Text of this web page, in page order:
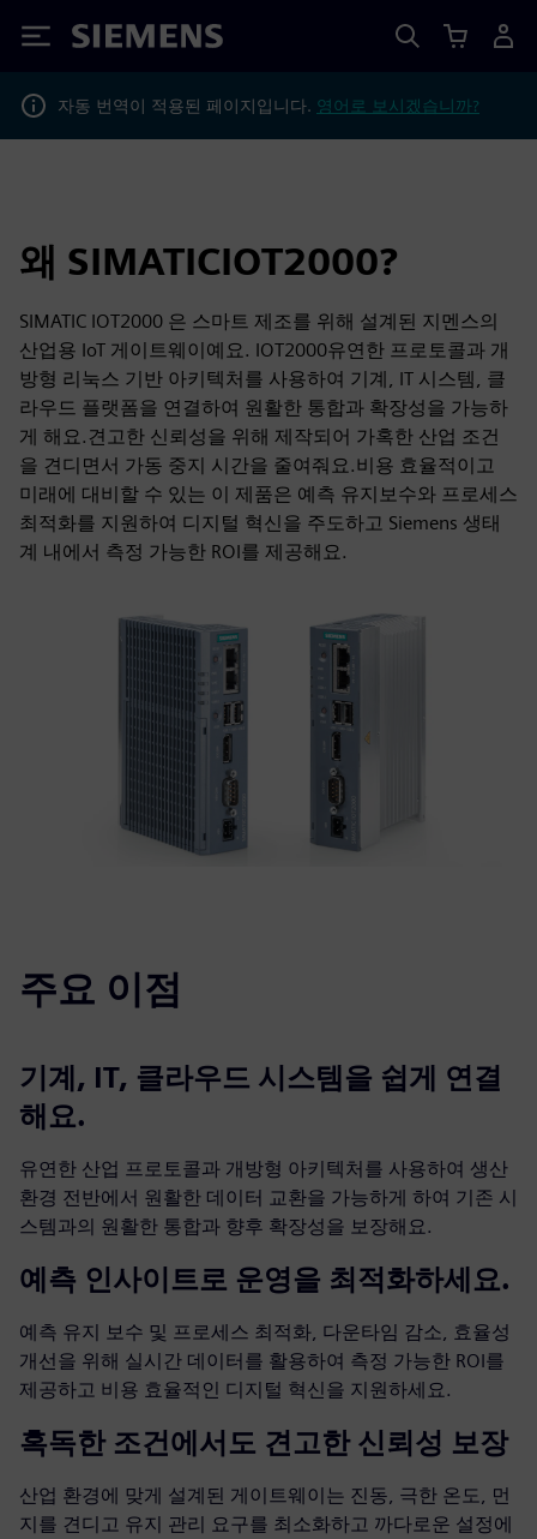
Siemens
자동 번역이 적용된 페이지입니다. 영어로 보시겠습니까?
왜 SIMATICIOT2000?
SIMATIC IOT2000 은 스마트 제조를 위해 설계된 지멘스의
산업용 IoT 게이트웨이예요. IOT2000유연한 프로토콜과 개
방형 리눅스 기반 아키텍처를 사용하여 기계, IT 시스템, 클
라우드 플랫폼을 연결하여 원활한 통합과 확장성을 가능하
게 해요.견고한 신뢰성을 위해 제작되어 가혹한 산업 조건
을 견디면서 가동 중지 시간을 줄여줘요.비용 효율적이고
미래에 대비할 수 있는 이 제품은 예측 유지보수와 프로세스
최적화를 지원하여 디지털 혁신을 주도하고 Siemens 생태
계 내에서 측정 가능한 ROI를 제공해요.
주요 이점
기계, IT, 클라우드 시스템을 쉽게 연결
해요.
유연한 산업 프로토콜과 개방형 아키텍처를 사용하여 생산
환경 전반에서 원활한 데이터 교환을 가능하게 하여 기존 시
스템과의 원활한 통합과 향후 확장성을 보장해요.
예측 인사이트로 운영을 최적화하세요.
예측 유지 보수 및 프로세스 최적화, 다운타임 감소, 효율성
개선을 위해 실시간 데이터를 활용하여 측정 가능한 ROI를
제공하고 비용 효율적인 디지털 혁신을 지원하세요.
혹독한 조건에서도 견고한 신뢰성 보장
산업 환경에 맞게 설계된 게이트웨이는 진동, 극한 온도, 먼
지를 견디고 유지 관리 요구를 최소화하고 까다로운 설정에